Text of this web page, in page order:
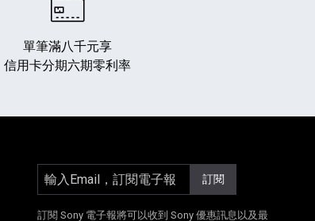
單筆滿八千元享
信用卡分期六期零利率
窗] 另開新視窗]
輸入Email，訂閱電子報 訂閱
訂閱 Sony 電子報將可以收到 Sony 優惠訊息以及最